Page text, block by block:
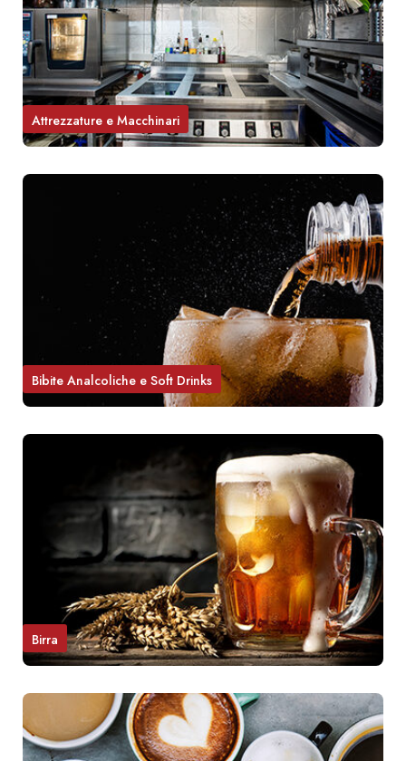
Attrezzature e Macchinari
Bibite Analcoliche e Soft Drinks
Birra